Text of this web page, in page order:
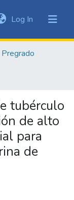
Log In (current)
Pregrado
tubérculo
de alto
para
de